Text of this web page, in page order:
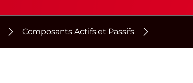
Composants Actifs et Passifs